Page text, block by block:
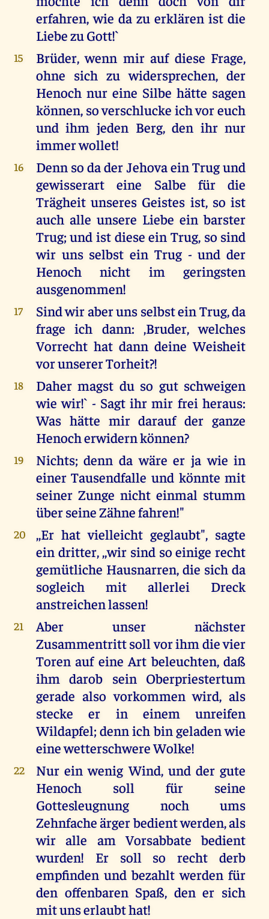
erfahren, wie da zu erklären ist die
Liebe zu Gott!`
15
Brüder, wenn mir auf diese Frage,
ohne sich zu widersprechen, der
Henoch nur eine Silbe hätte sagen
können, so verschlucke ich vor euch
und ihm jeden Berg, den ihr nur
immer wollet!
16
Denn so da der Jehova ein Trug und
gewisserart eine Salbe für die
Trägheit unseres Geistes ist, so ist
auch alle unsere Liebe ein barster
Trug; und ist diese ein Trug, so sind
wir uns selbst ein Trug - und der
Henoch nicht im geringsten
ausgenommen!
17
Sind wir aber uns selbst ein Trug, da
frage ich dann: ,Bruder, welches
Vorrecht hat dann deine Weisheit
vor unserer Torheit?!
18
Daher magst du so gut schweigen
wie wir!` - Sagt ihr mir frei heraus:
Was hätte mir darauf der ganze
Henoch erwidern können?
19
Nichts; denn da wäre er ja wie in
einer Tausendfalle und könnte mit
seiner Zunge nicht einmal stumm
über seine Zähne fahren!"
20
,,Er hat vielleicht geglaubt", sagte
ein dritter, ,,wir sind so einige recht
gemütliche Hausnarren, die sich da
sogleich mit allerlei Dreck
anstreichen lassen!
21
Aber unser nächster
Zusammentritt soll vor ihm die vier
Toren auf eine Art beleuchten, daß
ihm darob sein Oberpriestertum
gerade also vorkommen wird, als
stecke er in einem unreifen
Wildapfel; denn ich bin geladen wie
eine wetterschwere Wolke!
22
Nur ein wenig Wind, und der gute
Henoch soll für seine
Gottesleugnung noch ums
Zehnfache ärger bedient werden, als
wir alle am Vorsabbate bedient
wurden! Er soll so recht derb
empfinden und bezahlt werden für
den offenbaren Spaß, den er sich
mit uns erlaubt hat!